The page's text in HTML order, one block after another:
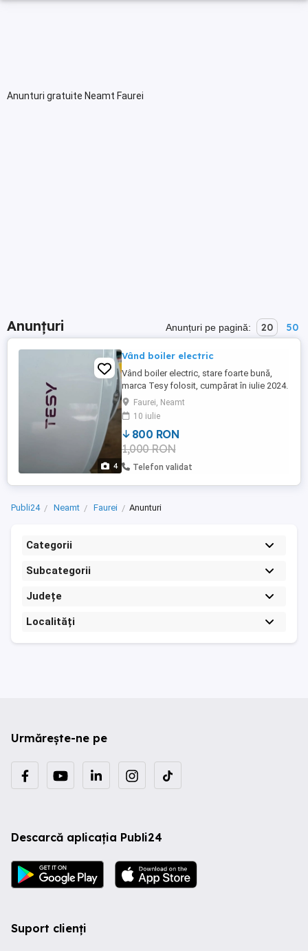
Anunturi gratuite Neamt Faurei
Anunțuri Anunțuri pe pagină: 20 50
4
Vând boiler electric
Vând boiler electric, stare foarte bună,
marca Tesy folosit, cumpărat în iulie 2024.
Faurei, Neamt
10 iulie
800 RON
1,000 RON
Telefon validat
Publi24 Neamt Faurei Anunturi
Categorii
Subcategorii
Județe
Localități
Urmărește-ne pe
Descarcă aplicația Publi24
Suport clienți